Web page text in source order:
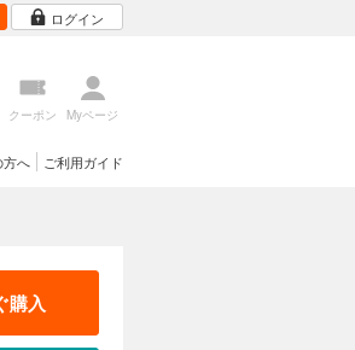
ログイン
クーポン Myページ
ご利用ガイド
方へ
購入